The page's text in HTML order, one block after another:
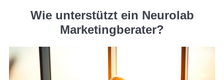
Wie unterstützt ein Neurolab
Marketingberater?